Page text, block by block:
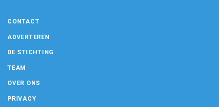
CONTACT
ADVERTEREN
DE STICHTING
TEAM
OVER ONS
PRIVACY